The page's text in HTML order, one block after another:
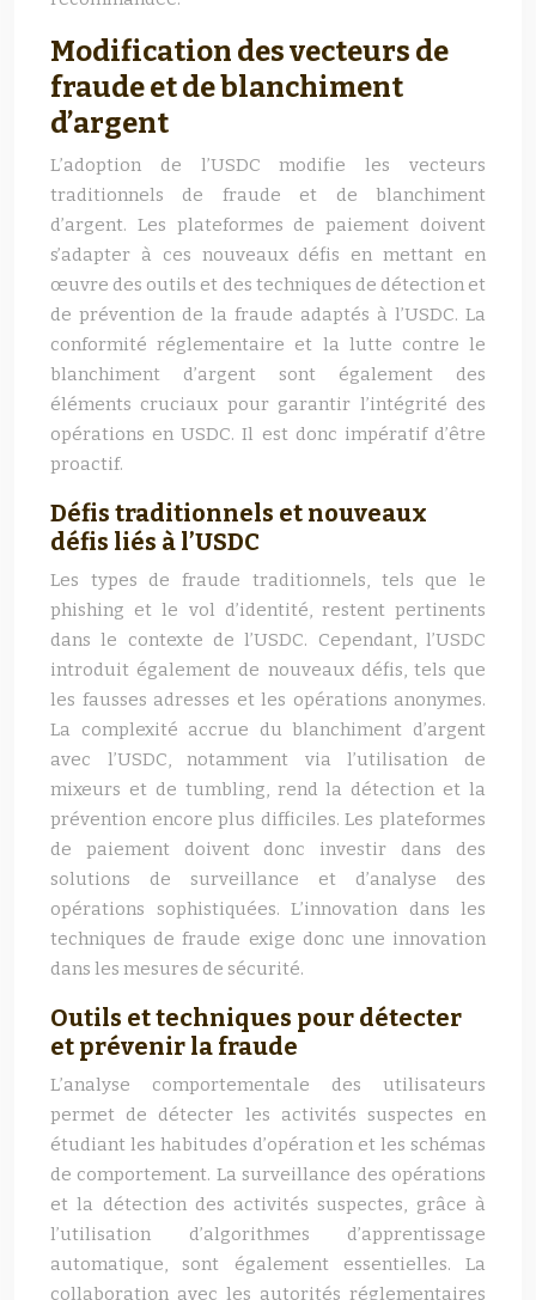
Modification des vecteurs de
fraude et de blanchiment
d’argent
L’adoption de l’USDC modifie les vecteurs
traditionnels de fraude et de blanchiment
d’argent. Les plateformes de paiement doivent
s’adapter à ces nouveaux défis en mettant en
œuvre des outils et des techniques de détection et
de prévention de la fraude adaptés à l’USDC. La
conformité réglementaire et la lutte contre le
blanchiment d’argent sont également des
éléments cruciaux pour garantir l’intégrité des
opérations en USDC. Il est donc impératif d’être
proactif.
Défis traditionnels et nouveaux
défis liés à l’USDC
Les types de fraude traditionnels, tels que le
phishing et le vol d’identité, restent pertinents
dans le contexte de l’USDC. Cependant, l’USDC
introduit également de nouveaux défis, tels que
les fausses adresses et les opérations anonymes.
La complexité accrue du blanchiment d’argent
avec l’USDC, notamment via l’utilisation de
mixeurs et de tumbling, rend la détection et la
prévention encore plus difficiles. Les plateformes
de paiement doivent donc investir dans des
solutions de surveillance et d’analyse des
opérations sophistiquées. L’innovation dans les
techniques de fraude exige donc une innovation
dans les mesures de sécurité.
Outils et techniques pour détecter
et prévenir la fraude
L’analyse comportementale des utilisateurs
permet de détecter les activités suspectes en
étudiant les habitudes d’opération et les schémas
de comportement. La surveillance des opérations
et la détection des activités suspectes, grâce à
l’utilisation d’algorithmes d’apprentissage
automatique, sont également essentielles. La
collaboration avec les autorités réglementaires